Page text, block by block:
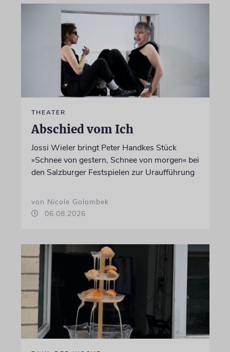
THEATER
Abschied vom Ich
Jossi Wieler bringt Peter Handkes Stück
»Schnee von gestern, Schnee von morgen« bei
den Salzburger Festspielen zur Uraufführung
von Nicole Golombek
06.08.2026